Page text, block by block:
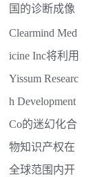
国的诊断成像
Clearmind Med
icine Inc将利用
Yissum Researc
h Development
Co的迷幻化合
物知识产权在
全球范围内开